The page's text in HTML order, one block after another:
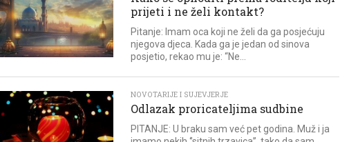
prijeti i ne želi kontakt?
Pitanje: Imam oca koji ne želi da ga posjećuju
njegova djeca. Kada ga je jedan od sinova
posjetio, rekao mu je: “Ne...
NOVOTARIJE I SUJEVJERJE
Odlazak proricateljima sudbine
PITANJE: U braku sam već pet godina. Muž i ja